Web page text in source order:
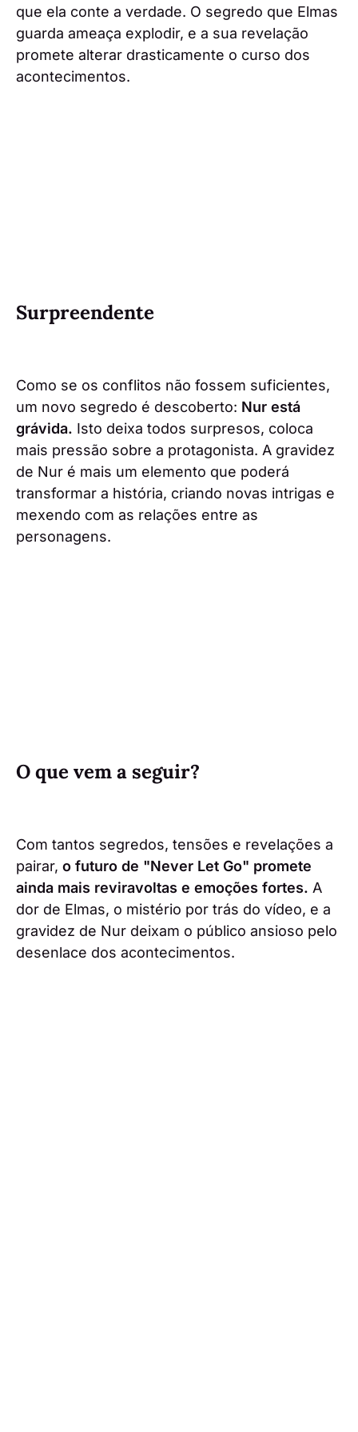
que ela conte a verdade. O segredo que Elmas
guarda ameaça explodir, e a sua revelação
promete alterar drasticamente o curso dos
acontecimentos.
Surpreendente
Como se os conflitos não fossem suficientes,
um novo segredo é descoberto: Nur está
grávida. Isto deixa todos surpresos, coloca
mais pressão sobre a protagonista. A gravidez
de Nur é mais um elemento que poderá
transformar a história, criando novas intrigas e
mexendo com as relações entre as
personagens.
O que vem a seguir?
Com tantos segredos, tensões e revelações a
pairar, o futuro de "Never Let Go" promete
ainda mais reviravoltas e emoções fortes. A
dor de Elmas, o mistério por trás do vídeo, e a
gravidez de Nur deixam o público ansioso pelo
desenlace dos acontecimentos.